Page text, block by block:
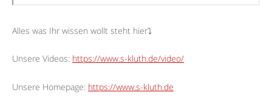
Alles was Ihr wissen wollt steht hier⤵︎
Unsere Videos: https://www.s-kluth.de/video/
Unsere Homepage: https://www.s-kluth.de